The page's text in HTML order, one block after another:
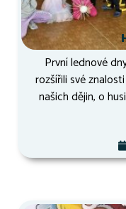
První lednové
rozšířili své
našich dějin, o